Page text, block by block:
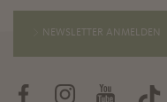
NEWSLETTER ANMELDEN